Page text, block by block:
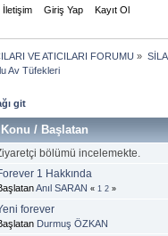
İletişim Giriş Yap Kayıt Ol
VE ATICILARI FORUMU »
Av Tüfekleri
git
Konu /Başlatan
bölümü incelemekte.
1 Hakkında
Anıl SARAN « 1 2 »
forever
Durmuş ÖZKAN